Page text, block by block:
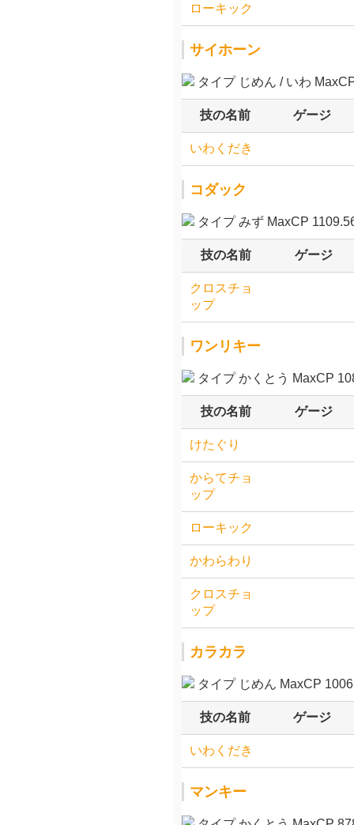
ローキック
サイホーン
タイプ じめん / いわ
技の名前 ゲージ
いわくだき
コダック
タイプ みず MaxCP
技の名前 ゲージ
クロスチョ
ップ
ワンリキー
タイプ かくとう MaxCP
技の名前 ゲージ
けたぐり
からてチョ
ップ
ローキック
かわらわり
クロスチョ
ップ
カラカラ
タイプ じめん MaxCP
技の名前 ゲージ
いわくだき
マンキー